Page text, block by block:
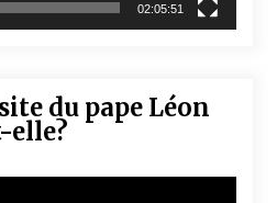
02:05:51
du pape Léon
elle?